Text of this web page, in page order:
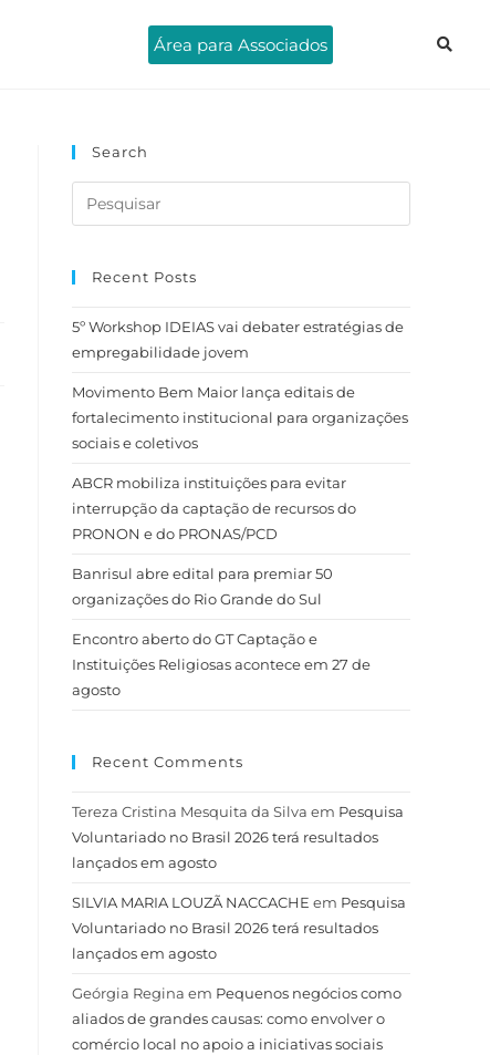
Área para Associados
Search
Recent Posts
5º Workshop IDEIAS vai debater estratégias de
empregabilidade jovem
Movimento Bem Maior lança editais de
fortalecimento institucional para organizações
sociais e coletivos
ABCR mobiliza instituições para evitar
interrupção da captação de recursos do
PRONON e do PRONAS/PCD
Banrisul abre edital para premiar 50
organizações do Rio Grande do Sul
Encontro aberto do GT Captação e
Instituições Religiosas acontece em 27 de
agosto
Recent Comments
Tereza Cristina Mesquita da Silva em Pesquisa
Voluntariado no Brasil 2026 terá resultados
lançados em agosto
SILVIA MARIA LOUZÃ NACCACHE em Pesquisa
Voluntariado no Brasil 2026 terá resultados
lançados em agosto
Geórgia Regina em Pequenos negócios como
aliados de grandes causas: como envolver o
comércio local no apoio a iniciativas sociais